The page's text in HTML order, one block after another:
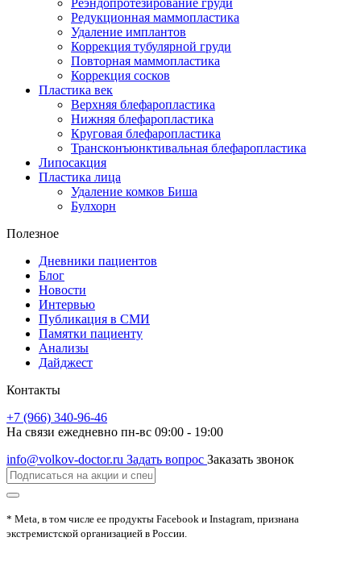
Редукционная маммопластика
Удаление имплантов
Коррекция тубулярной груди
Повторная маммопластика
Коррекция сосков
Пластика век
Верхняя блефаропластика
Нижняя блефаропластика
Круговая блефаропластика
Трансконъюнктивальная блефаропластика
Липосакция
Пластика лица
Удаление комков Биша
Булхорн
Полезное
Дневники пациентов
Блог
Новости
Интервью
Публикация в СМИ
Памятки пациенту
Анализы
Дайджест
Контакты
+7 (966) 340-96-46
На связи ежедневно пн-вс 09:00 - 19:00
info@volkov-doctor.ru Задать вопрос Заказать звонок
* Meta, в том числе ее продукты Facebook и Instagram, признана
экстремистской организацией в России.